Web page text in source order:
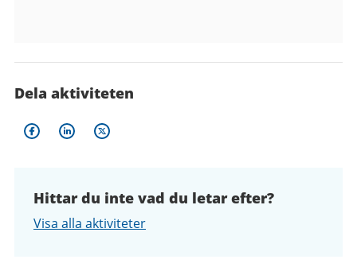
Dela aktiviteten
Hittar du inte vad du letar efter?
Visa alla aktiviteter